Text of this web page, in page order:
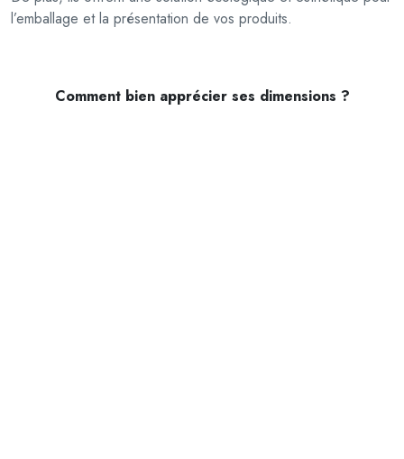
l’emballage et la présentation de vos produits.
Comment bien apprécier ses dimensions ?